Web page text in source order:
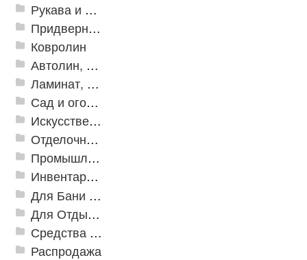
Рукава и шланги промышленные
Придверные решетки
Ковролин
Автолин, Транслин, Линолеум
Ламинат, Кварцвиниловая плитка SPC
Сад и огород
Искусственная трава
Отделочные профили
Промышленный текстиль
Инвентарь для клининга
Для Бани и Сауны
Для Отдыха и Пикника
Средства от насекомых и садовых вредителей
Распродажа